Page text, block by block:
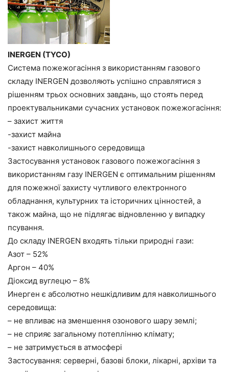
INERGEN (TYCO)
Система пожежогасіння з використанням газового
складу INERGEN дозволяють успішно справлятися з
рішенням трьох основних завдань, що стоять перед
проектувальниками сучасних установок пожежогасіння:
– захист життя
-захист майна
-захист навколишнього середовища
Застосування установок газового пожежогасіння з
використанням газу INERGEN є оптимальним рішенням
для пожежної захисту чутливого електронного
обладнання, культурних та історичних цінностей, а
також майна, що не підлягає відновленню у випадку
псування.
До складу INERGEN входять тільки природні гази:
Азот – 52%
Аргон – 40%
Діоксид вуглецю – 8%
Инерген є абсолютно нешкідливим для навколишнього
середовища:
– не впливає на зменшення озонового шару землі;
– не сприяє загальному потеплінню клімату;
– не затримується в атмосфері
Застосування: серверні, базові блоки, лікарні, архіви та